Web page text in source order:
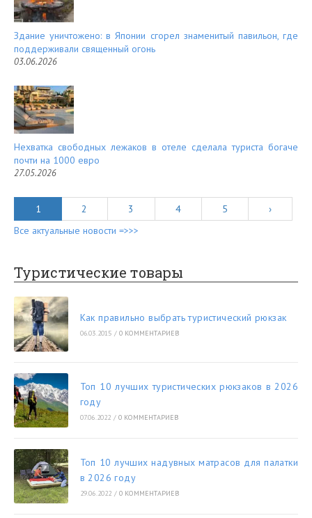
Здание уничтожено: в Японии сгорел знаменитый павильон, где
поддерживали священный огонь
03.06.2026
Нехватка свободных лежаков в отеле сделала туриста богаче
почти на 1000 евро
27.05.2026
1 2 3 4 5
›
Все актуальные новости =>>>
Туристические товары
Как правильно выбрать туристический рюкзак
06.03.2015 / 0 КОММЕНТАРИЕВ
Топ 10 лучших туристических рюкзаков в 2026
году
07.06.2022 / 0 КОММЕНТАРИЕВ
Топ 10 лучших надувных матрасов для палатки
в 2026 году
29.06.2022 / 0 КОММЕНТАРИЕВ